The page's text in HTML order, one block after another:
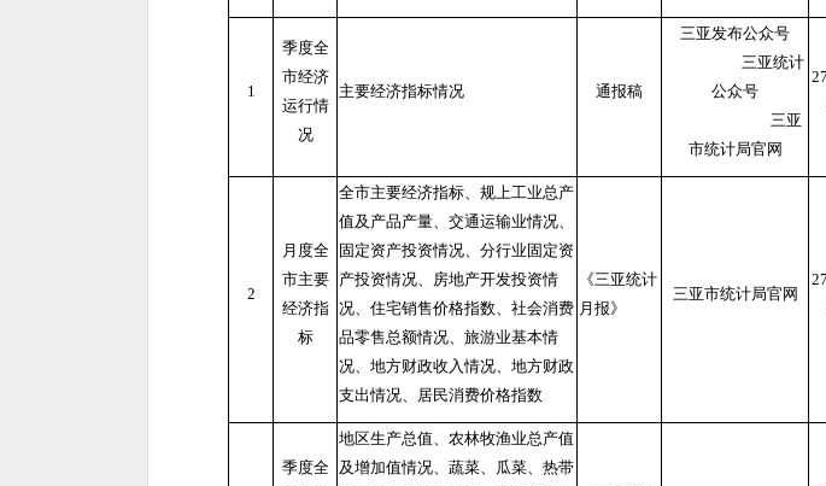
1
季度全
市经济
运行情
况
主要经济指标情况 通报稿
三亚发布公众号
三亚统计
公众号
三亚
市统计局官网
2
月度全
市主要
经济指
标
全市主要经济指标、规上工业总产
值及产品产量、交通运输业情况、
固定资产投资情况、分行业固定资
产投资情况、房地产开发投资情
况、住宅销售价格指数、社会消费
品零售总额情况、旅游业基本情
况、地方财政收入情况、地方财政
支出情况、居民消费价格指数
《三亚统计
月报》
三亚市统计局官网
季度全
地区生产总值、农林牧渔业总产值
及增加值情况、蔬菜、瓜菜、热带